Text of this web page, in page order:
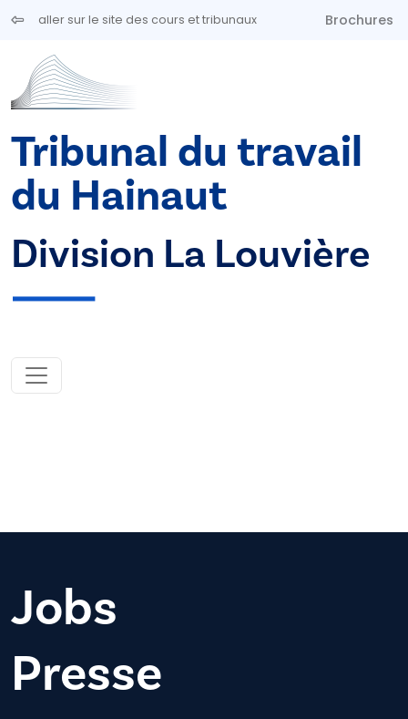
Aller au contenu principal
aller sur le site des cours et tribunaux Brochures
Tribunal du travail
du Hainaut
Division La Louvière
Jobs
Presse